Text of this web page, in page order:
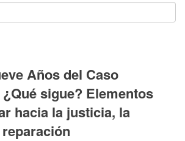
Años del Caso
sigue? Elementos
hacia la justicia, la